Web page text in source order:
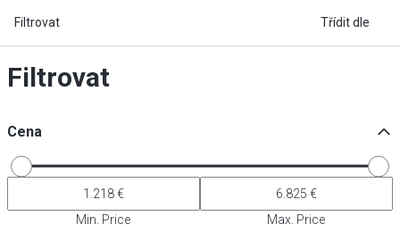
Filtrovat Třídit dle
Filtrovat
Cena
Min. Price Max. Price